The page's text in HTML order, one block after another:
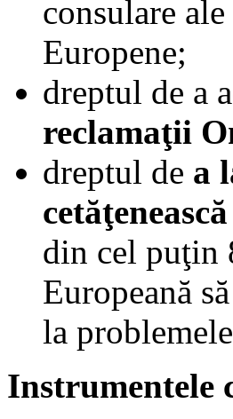
consulare
Europene;
dreptul de a
reclamaţii
dreptul de a
din cel puţin
Europeană
la
Instrumentele